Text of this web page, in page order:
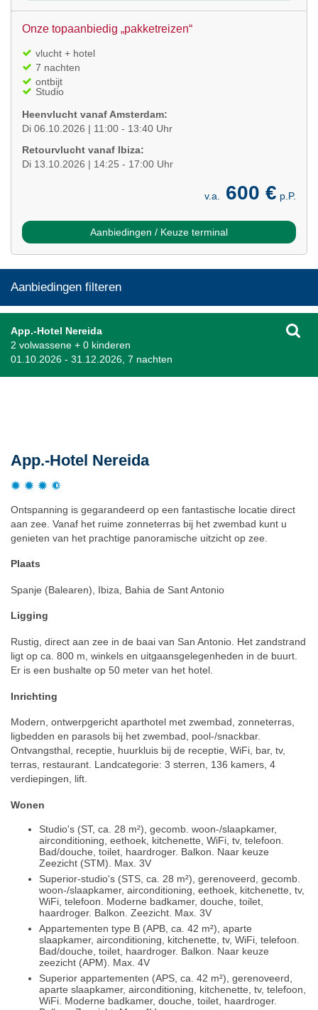
Onze topaanbiedig „pakketreizen“
vlucht + hotel
7 nachten
ontbijt
Studio
Heenvlucht vanaf Amsterdam:
Di 06.10.2026 | 11:00 - 13:40 Uhr
Retourvlucht vanaf Ibiza:
Di 13.10.2026 | 14:25 - 17:00 Uhr
v.a. 600 € p.P.
Aanbiedingen / Keuze terminal
Aanbiedingen filteren
App.-Hotel Nereida
2 volwassene + 0 kinderen
01.10.2026 - 31.12.2026, 7 nachten
App.-Hotel Nereida
Ontspanning is gegarandeerd op een fantastische locatie direct
aan zee. Vanaf het ruime zonneterras bij het zwembad kunt u
genieten van het prachtige panoramische uitzicht op zee.
Plaats
Spanje (Balearen), Ibiza, Bahia de Sant Antonio
Ligging
Rustig, direct aan zee in de baai van San Antonio. Het zandstrand
ligt op ca. 800 m, winkels en uitgaansgelegenheden in de buurt.
Er is een bushalte op 50 meter van het hotel.
Inrichting
Modern, ontwerpgericht aparthotel met zwembad, zonneterras,
ligbedden en parasols bij het zwembad, pool-/snackbar.
Ontvangsthal, receptie, huurkluis bij de receptie, WiFi, bar, tv,
terras, restaurant. Landcategorie: 3 sterren, 136 kamers, 4
verdiepingen, lift.
Wonen
Studio's (ST, ca. 28 m²), gecomb. woon-/slaapkamer,
airconditioning, eethoek, kitchenette, WiFi, tv, telefoon.
Bad/douche, toilet, haardroger. Balkon. Naar keuze
Zeezicht (STM). Max. 3V
Superior-studio's (STS, ca. 28 m²), gerenoveerd, gecomb.
woon-/slaapkamer, airconditioning, eethoek, kitchenette, tv,
WiFi, telefoon. Moderne badkamer, douche, toilet,
haardroger. Balkon. Zeezicht. Max. 3V
Appartementen type B (APB, ca. 42 m²), aparte
slaapkamer, airconditioning, kitchenette, tv, WiFi, telefoon.
Bad/douche, toilet, haardroger. Balkon. Naar keuze
zeezicht (APM). Max. 4V
Superior appartementen (APS, ca. 42 m²), gerenoveerd,
aparte slaapkamer, airconditioning, kitchenette, tv, telefoon,
WiFi. Moderne badkamer, douche, toilet, haardroger.